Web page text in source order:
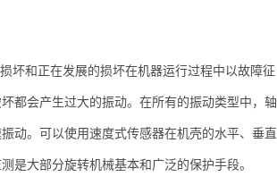
坏和正在发展的损坏在机器运行过程中以故障征
都会产生过大的振动。在所有的振动类型中，轴
动。可以使用速度式传感器在机壳的水平、垂直
是大部分旋转机械基本和广泛的保护手段。